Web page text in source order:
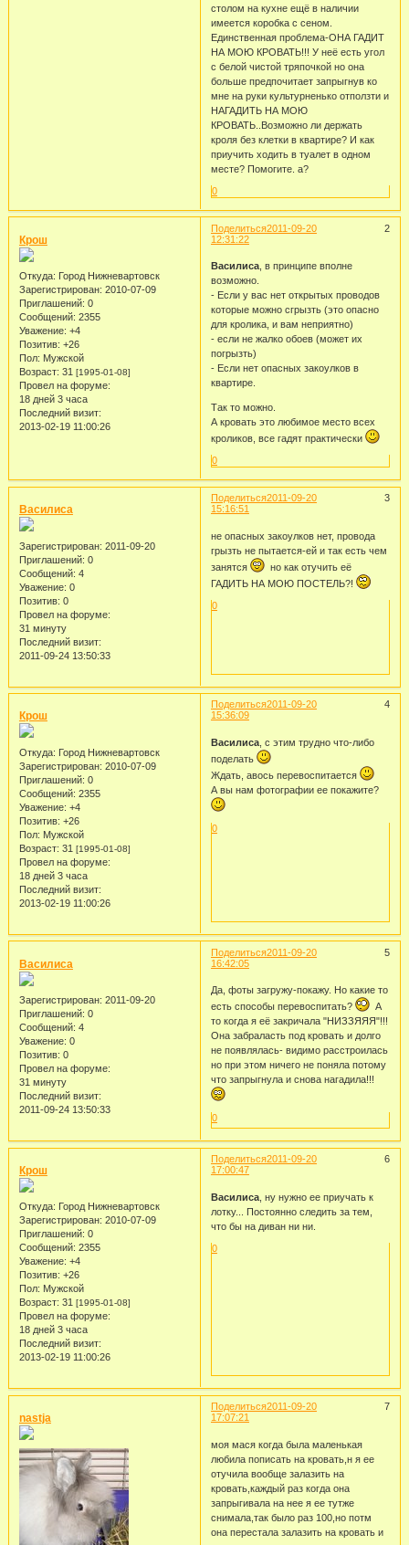
столом на кухне ещё в наличии
имеется коробка с сеном.
Единственная проблема-ОНА ГАДИТ
НА МОЮ КРОВАТЬ!!! У неё есть угол
с белой чистой тряпочкой но она
больше предпочитает запрыгнув ко
мне на руки культурненько отползти и
НАГАДИТЬ НА МОЮ
КРОВАТЬ..Возможно ли держать
кроля без клетки в квартире? И как
приучить ходить в туалет в одном
месте? Помогите. а?
0
Поделиться 2
2011-09-20
12:31:22
Крош
Откуда: Город Нижневартовск
Зарегистрирован: 2010-07-09
Приглашений: 0
Сообщений: 2355
Уважение: +4
Позитив: +26
Пол: Мужской
Возраст: 31 [1995-01-08]
Провел на форуме:
18 дней 3 часа
Последний визит:
2013-02-19 11:00:26
Василиса, в принципе вполне
возможно.
- Если у вас нет открытых проводов
которые можно сгрызть (это опасно
для кролика, и вам неприятно)
- если не жалко обоев (может их
погрызть)
- Если нет опасных закоулков в
квартире.
Так то можно.
А кровать это любимое место всех
кроликов, все гадят практически
0
Поделиться 3
2011-09-20
15:16:51
Василиса
Зарегистрирован: 2011-09-20
Приглашений: 0
Сообщений: 4
Уважение: 0
Позитив: 0
Провел на форуме:
31 минуту
Последний визит:
2011-09-24 13:50:33
не опасных закоулков нет, провода
грызть не пытается-ей и так есть чем
занятся
но как отучить её
ГАДИТЬ НА МОЮ ПОСТЕЛЬ?!
0
Поделиться 4
2011-09-20
15:36:09
Крош
Откуда: Город Нижневартовск
Зарегистрирован: 2010-07-09
Приглашений: 0
Сообщений: 2355
Уважение: +4
Позитив: +26
Пол: Мужской
Возраст: 31 [1995-01-08]
Провел на форуме:
18 дней 3 часа
Последний визит:
2013-02-19 11:00:26
Василиса, с этим трудно что-либо
поделать
Ждать, авось перевоспитается
А вы нам фотографии ее покажите?
0
Поделиться 5
2011-09-20
16:42:05
Василиса
Зарегистрирован: 2011-09-20
Приглашений: 0
Сообщений: 4
Уважение: 0
Позитив: 0
Провел на форуме:
31 минуту
Последний визит:
2011-09-24 13:50:33
Да, фоты загружу-покажу. Но какие то
есть способы перевоспитать?
А
то когда я её закричала "НИЗЗЯЯЯ"!!!
Она забраласть под кровать и долго
не появлялась- видимо расстроилась
но при этом ничего не поняла потому
что запрыгнула и снова нагадила!!!
0
Поделиться 6
2011-09-20
17:00:47
Крош
Откуда: Город Нижневартовск
Зарегистрирован: 2010-07-09
Приглашений: 0
Сообщений: 2355
Уважение: +4
Позитив: +26
Пол: Мужской
Возраст: 31 [1995-01-08]
Провел на форуме:
18 дней 3 часа
Последний визит:
2013-02-19 11:00:26
Василиса, ну нужно ее приучать к
лотку... Постоянно следить за тем,
что бы на диван ни ни.
0
Поделиться 7
2011-09-20
17:07:21
nastja
моя мася когда была маленькая
любила пописать на кровать,н я ее
отучила вообще залазить на
кровать,каждый раз когда она
запрыгивала на нее я ее тутже
снимала,так было раз 100,но потм
она перестала залазить на кровать и